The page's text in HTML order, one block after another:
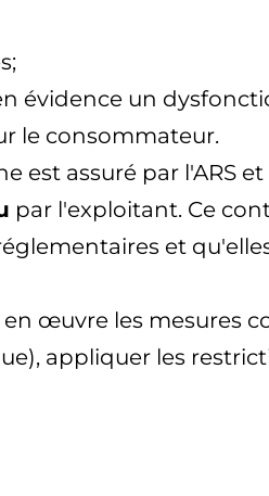
évidence un
le consommateur.
est assuré par l'ARS et
par l'exploitant. Ce
et
œuvre les mesures
appliquer les